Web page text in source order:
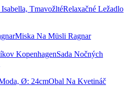
Relaxačné Ležadlo
Miska Na Müsli Ragnar
Sada Nočných
Obal Na Kvetináč